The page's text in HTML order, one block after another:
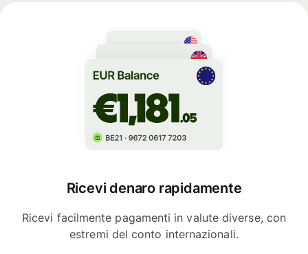
Ricevi denaro rapidamente
Ricevi facilmente pagamenti in valute diverse, con
estremi del conto internazionali.